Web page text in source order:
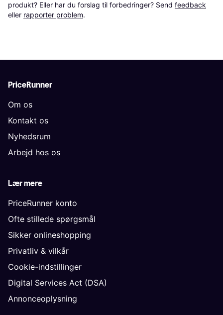
produkt? Eller har du forslag til forbedringer? Send feedback
eller rapporter problem.
PriceRunner
Om os
Kontakt os
Nyhedsrum
Arbejd hos os
Lær mere
PriceRunner konto
Ofte stillede spørgsmål
Sikker onlineshopping
Privatliv & vilkår
Cookie-indstillinger
Digital Services Act (DSA)
Annonceoplysning